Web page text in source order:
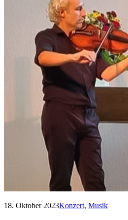
18. Oktober 2023Konzert, Musik